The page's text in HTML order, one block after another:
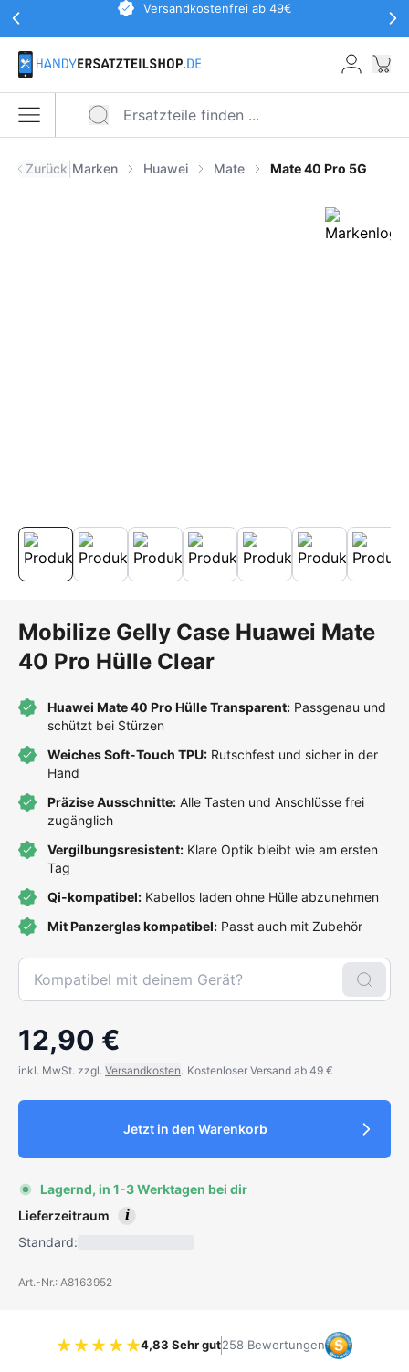
Zum Hauptinhalt springen
Werbeaktionen KopfzeileVersandkostenfrei ab 49€
Menü öffnen
Zurück Marken Huawei Mate Mate 40 Pro 5G
Mobilize Gelly Case Huawei Mate
40 Pro Hülle Clear
Huawei Mate 40 Pro Hülle Transparent: Passgenau und
schützt bei Stürzen
Weiches Soft-Touch TPU: Rutschfest und sicher in der
Hand
Präzise Ausschnitte: Alle Tasten und Anschlüsse frei
zugänglich
Vergilbungsresistent: Klare Optik bleibt wie am ersten
Tag
Qi-kompatibel: Kabellos laden ohne Hülle abzunehmen
Mit Panzerglas kompatibel: Passt auch mit Zubehör
12,90 €
inkl. MwSt. zzgl. Versandkosten. Kostenloser Versand ab 49 €
Jetzt in den Warenkorb
Lagernd, in 1-3 Werktagen bei dir
Lieferzeitraum
i
Standard:
Art.-Nr.: A8163952
Bewertung 4.83 von 5 Sternen
4,83 Sehr gut258 Bewertungen